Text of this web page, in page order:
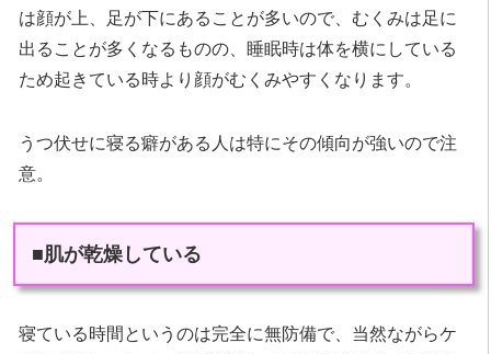
は顔が上、足が下にあることが多いので、むくみは足に
出ることが多くなるものの、睡眠時は体を横にしている
ため起きている時より顔がむくみやすくなります。
うつ伏せに寝る癖がある人は特にその傾向が強いので注
意。
■肌が乾燥している
寝ている時間というのは完全に無防備で、当然ながらケ